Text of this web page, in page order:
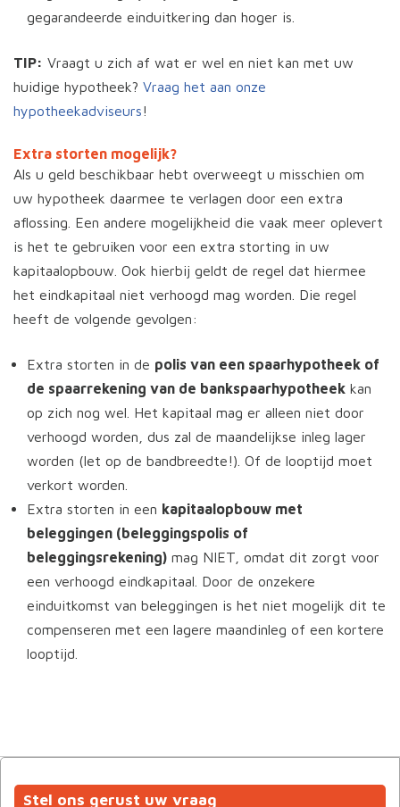
gegarandeerde einduitkering dan hoger is.
TIP: Vraagt u zich af wat er wel en niet kan met uw
huidige hypotheek? Vraag het aan onze
hypotheekadviseurs!
Extra storten mogelijk?
Als u geld beschikbaar hebt overweegt u misschien om
uw hypotheek daarmee te verlagen door een extra
aflossing. Een andere mogelijkheid die vaak meer oplevert
is het te gebruiken voor een extra storting in uw
kapitaalopbouw. Ook hierbij geldt de regel dat hiermee
het eindkapitaal niet verhoogd mag worden. Die regel
heeft de volgende gevolgen:
Extra storten in de polis van een spaarhypotheek of
de spaarrekening van de bankspaarhypotheek kan
op zich nog wel. Het kapitaal mag er alleen niet door
verhoogd worden, dus zal de maandelijkse inleg lager
worden (let op de bandbreedte!). Of de looptijd moet
verkort worden.
Extra storten in een kapitaalopbouw met
beleggingen (beleggingspolis of
beleggingsrekening) mag NIET, omdat dit zorgt voor
een verhoogd eindkapitaal. Door de onzekere
einduitkomst van beleggingen is het niet mogelijk dit te
compenseren met een lagere maandinleg of een kortere
looptijd.
Stel ons gerust uw vraag